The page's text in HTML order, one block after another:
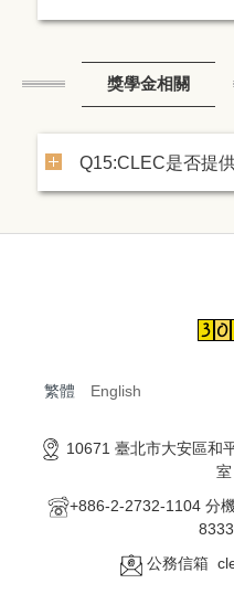
獎學金相關
Q15:CLEC是否提
繁體 English
10671 臺北市大安區和
+886-2-2732-1104 分
公務信箱